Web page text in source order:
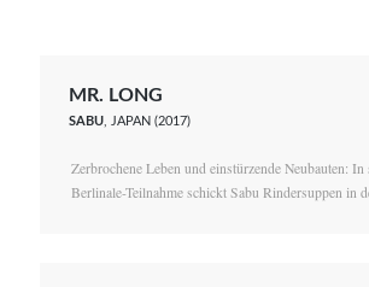
MR. LONG
SABU, JAPAN (2017)
Zerbrochene Leben und einstürzende Neubauten: In
Berlinale-Teilnahme schickt Sabu Rindersuppen in